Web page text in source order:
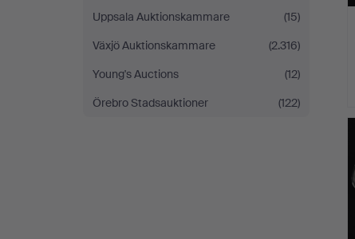
Uppsala Auktionskammare
(15)
Växjö Auktionskammare
(2.316)
Young's Auctions
(12)
Örebro Stadsauktioner
(122)